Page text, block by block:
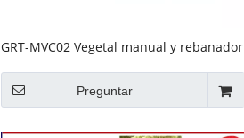
GRT-MVC02 Vegetal manual y rebanador
Preguntar